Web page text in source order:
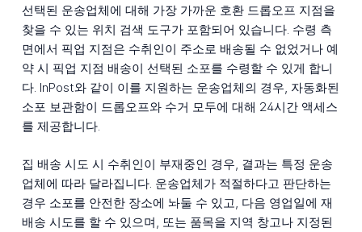
선택된 운송업체에 대해 가장 가까운 호환 드롭오프 지점을
찾을 수 있는 위치 검색 도구가 포함되어 있습니다. 수령 측
면에서 픽업 지점은 수취인이 주소로 배송될 수 없었거나 예
약 시 픽업 지점 배송이 선택된 소포를 수령할 수 있게 합니
다. InPost와 같이 이를 지원하는 운송업체의 경우, 자동화된
소포 보관함이 드롭오프와 수거 모두에 대해 24시간 액세스
를 제공합니다.
집 배송 시도 시 수취인이 부재중인 경우, 결과는 특정 운송
업체에 따라 달라집니다. 운송업체가 적절하다고 판단하는
경우 소포를 안전한 장소에 놔둘 수 있고, 다음 영업일에 재
배송 시도를 할 수 있으며, 또는 품목을 지역 창고나 지정된